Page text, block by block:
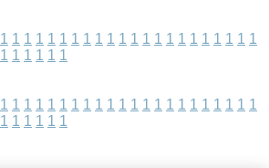
1 1 1 1 1 1 1 1 1 1 1 1 1 1 1 1 1 1 1 1 1 1
1 1 1 1 1 1
1 1 1 1 1 1 1 1 1 1 1 1 1 1 1 1 1 1 1 1 1 1
1 1 1 1 1 1